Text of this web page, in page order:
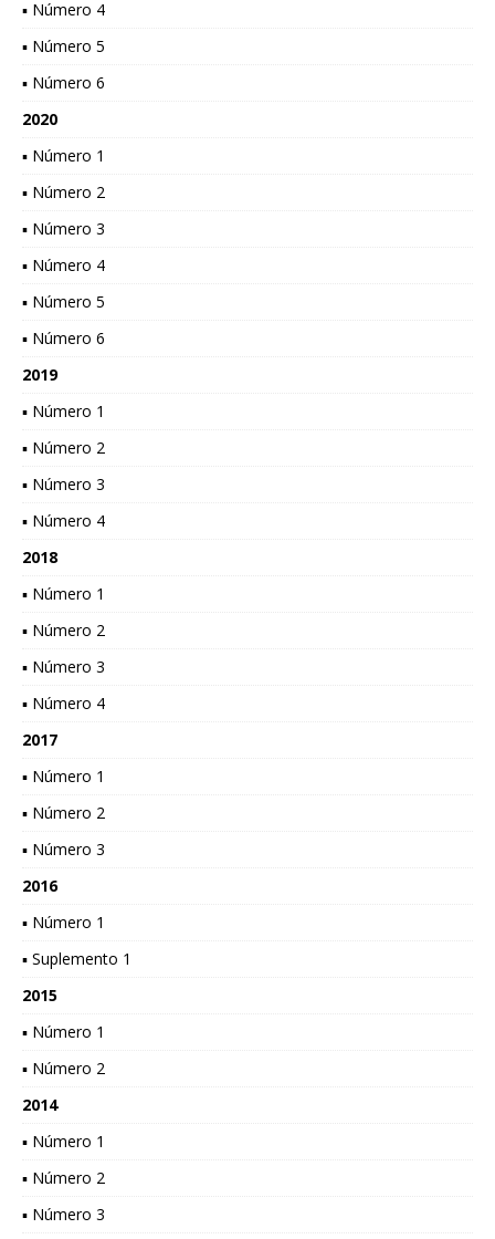
▪ Número 4
▪ Número 5
▪ Número 6
2020
▪ Número 1
▪ Número 2
▪ Número 3
▪ Número 4
▪ Número 5
▪ Número 6
2019
▪ Número 1
▪ Número 2
▪ Número 3
▪ Número 4
2018
▪ Número 1
▪ Número 2
▪ Número 3
▪ Número 4
2017
▪ Número 1
▪ Número 2
▪ Número 3
2016
▪ Número 1
▪ Suplemento 1
2015
▪ Número 1
▪ Número 2
2014
▪ Número 1
▪ Número 2
▪ Número 3